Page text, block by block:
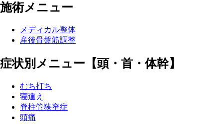
施術メニュー
メディカル整体
産後骨盤筋調整
症状別メニュー【頭・首・体幹】
むち打ち
寝違え
脊柱管狭窄症
頭痛